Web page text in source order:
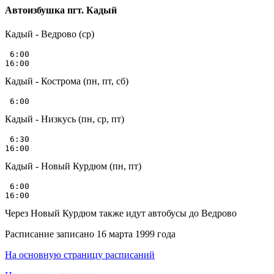
Автоизбушка пгт. Кадый
Кадый - Ведрово (ср)
6:00
Кадый - Кострома (пн, пт, сб)
Кадый - Низкусь (пн, ср, пт)
6:30
Кадый - Новый Курдюм (пн, пт)
6:00
Через Новый Курдюм также идут автобусы до Ведрово
Расписание записано 16 марта 1999 года
На основную страницу расписаний